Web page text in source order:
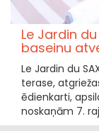
Le Jardin
baseinu
Le Jardin du
terase,
ēdienkarti,
noskaņām 7.